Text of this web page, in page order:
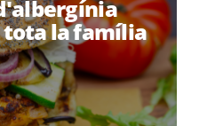
tota la família